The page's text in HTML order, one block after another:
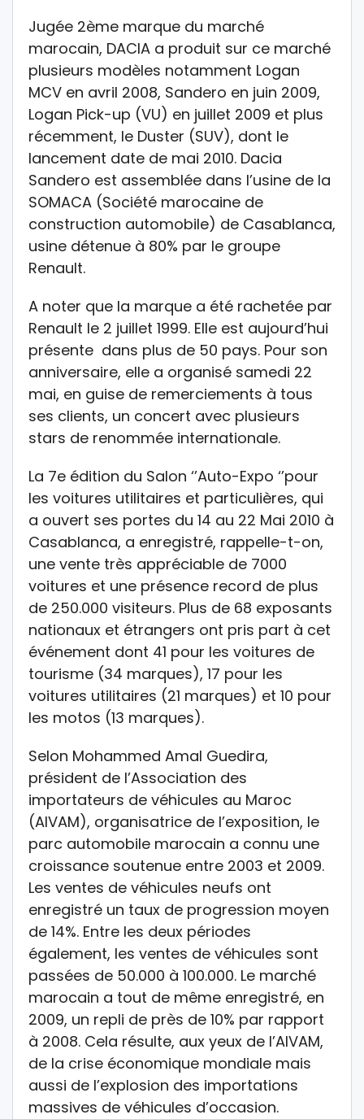
Jugée 2ème marque du marché
marocain, DACIA a produit sur ce marché
plusieurs modèles notamment Logan
MCV en avril 2008, Sandero en juin 2009,
Logan Pick-up (VU) en juillet 2009 et plus
récemment, le Duster (SUV), dont le
lancement date de mai 2010. Dacia
Sandero est assemblée dans l’usine de la
SOMACA (Société marocaine de
construction automobile) de Casablanca,
usine détenue à 80% par le groupe
Renault.
A noter que la marque a été rachetée par
Renault le 2 juillet 1999. Elle est aujourd’hui
présente dans plus de 50 pays. Pour son
anniversaire, elle a organisé samedi 22
mai, en guise de remerciements à tous
ses clients, un concert avec plusieurs
stars de renommée internationale.
La 7e édition du Salon ‘’Auto-Expo ‘’pour
les voitures utilitaires et particulières, qui
a ouvert ses portes du 14 au 22 Mai 2010 à
Casablanca, a enregistré, rappelle-t-on,
une vente très appréciable de 7000
voitures et une présence record de plus
de 250.000 visiteurs. Plus de 68 exposants
nationaux et étrangers ont pris part à cet
événement dont 41 pour les voitures de
tourisme (34 marques), 17 pour les
voitures utilitaires (21 marques) et 10 pour
les motos (13 marques).
Selon Mohammed Amal Guedira,
président de l’Association des
importateurs de véhicules au Maroc
(AIVAM), organisatrice de l’exposition, le
parc automobile marocain a connu une
croissance soutenue entre 2003 et 2009.
Les ventes de véhicules neufs ont
enregistré un taux de progression moyen
de 14%. Entre les deux périodes
également, les ventes de véhicules sont
passées de 50.000 à 100.000. Le marché
marocain a tout de même enregistré, en
2009, un repli de près de 10% par rapport
à 2008. Cela résulte, aux yeux de l’AIVAM,
de la crise économique mondiale mais
aussi de l’explosion des importations
massives de véhicules d’occasion.